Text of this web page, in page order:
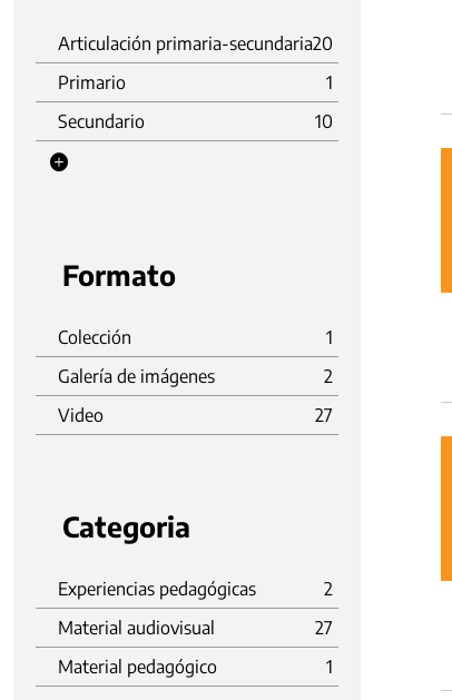
Articulación primaria-secundaria20
Primario
1
Secundario
10
Formato
Colección
1
Galería de imágenes
2
Video
27
Categoria
Experiencias pedagógicas
2
Material audiovisual
27
Material pedagógico
1